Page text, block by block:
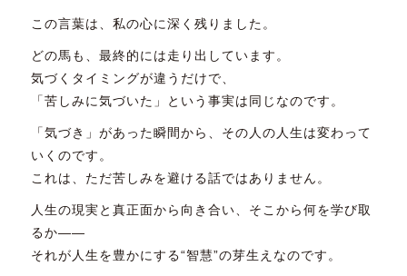
この言葉は、私の心に深く残りました。
どの馬も、最終的には走り出しています。
気づくタイミングが違うだけで、
「苦しみに気づいた」という事実は同じなのです。
「気づき」があった瞬間から、その人の人生は変わって
いくのです。
これは、ただ苦しみを避ける話ではありません。
人生の現実と真正面から向き合い、そこから何を学び取
るか――
それが人生を豊かにする“智慧”の芽生えなのです。